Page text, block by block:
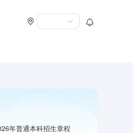
年普通本科招生章程